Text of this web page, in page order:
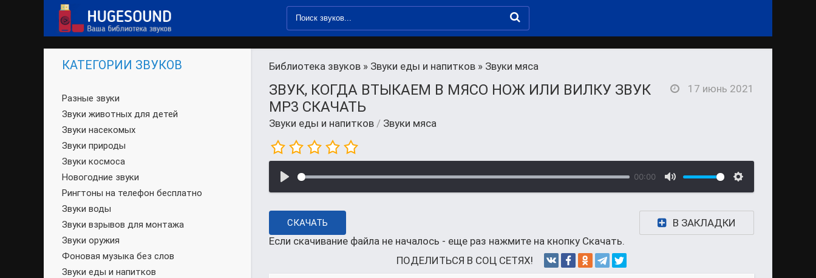
Библиотека звуков » Звуки еды и напитков » Звуки мяса
ЗВУК, КОГДА ВТЫКАЕМ В МЯСО НОЖ ИЛИ ВИЛКУ ЗВУК
MP3 СКАЧАТЬ
Звуки еды и напитков / Звуки мяса
17 июнь 2021
00:00
СКАЧАТЬ
В ЗАКЛАДКИ
Если скачивание файла не началось - еще раз нажмите на кнопку Скачать.
ПОДЕЛИТЬСЯ В СОЦ СЕТЯХ!
КАТЕГОРИИ ЗВУКОВ
Разные звуки
Звуки животных для детей
Звуки насекомых
Звуки природы
Звуки космоса
Новогодние звуки
Рингтоны на телефон бесплатно
Звуки воды
Звуки взрывов для монтажа
Звуки оружия
Фоновая музыка без слов
Звуки еды и напитков